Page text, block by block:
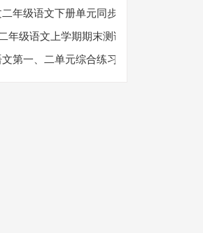
年级语文下册单元同步测试题(8K全册精
年级语文上学期期末测试卷
第一、二单元综合练习题